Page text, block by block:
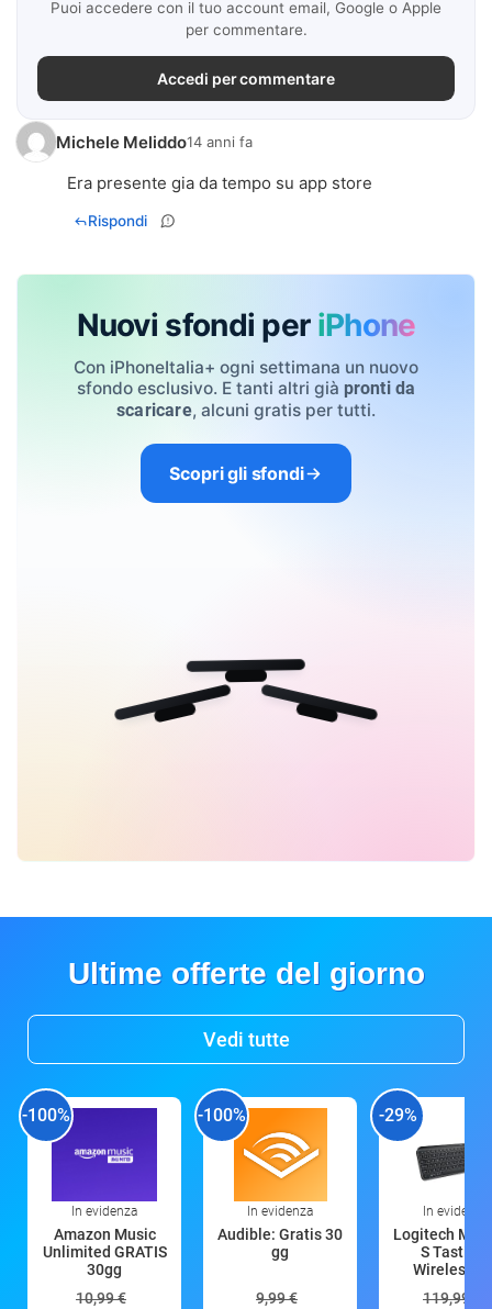
Puoi accedere con il tuo account email, Google o Apple
per commentare.
Accedi per commentare
Michele Meliddo14 anni fa
Era presente gia da tempo su app store
Rispondi
Nuovi sfondi per iPhone
Con iPhoneItalia+ ogni settimana un nuovo
sfondo esclusivo. E tanti altri già pronti da
scaricare, alcuni gratis per tutti.
Scopri gli sfondi
Ultime offerte del giorno
Vedi tutte
-100%
In evidenza
Amazon Music
Unlimited GRATIS
30gg
10,99 €
-100%
In evidenza
Audible: Gratis 30
gg
9,99 €
-29%
In evidenza
Logitech MX
S Tastiera
Wireless
119,99 €